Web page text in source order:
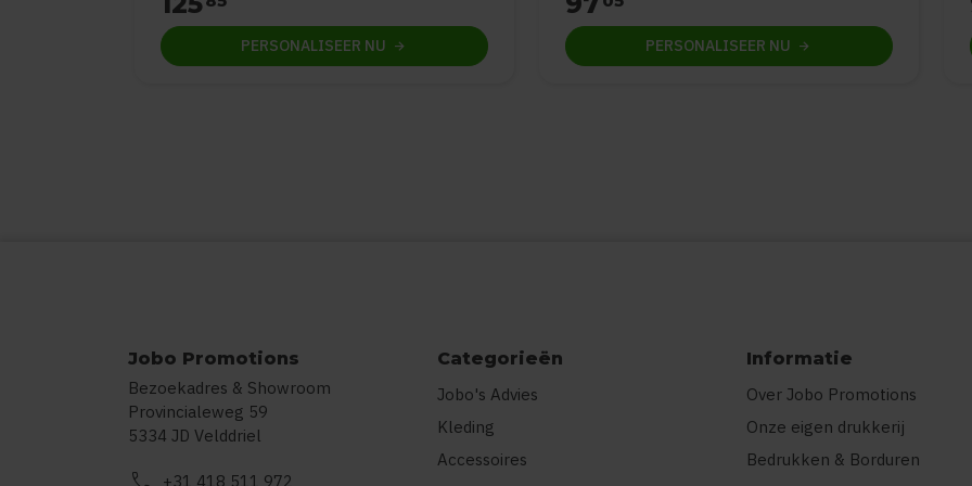
PERSONALISEER NU PERSONALISEER NU
Jobo Promotions
Bezoekadres & Showroom
Provincialeweg 59
5334 JD Velddriel
+31 418 511 972
Categorieën
Jobo's Advies
Kleding
Accessoires
Informatie
Over Jobo Promotions
Onze eigen drukkerij
Bedrukken & Borduren